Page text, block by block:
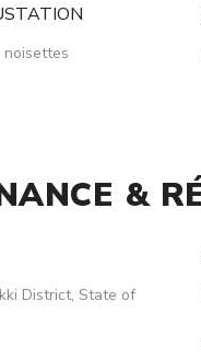
noisettes
&
District, State of